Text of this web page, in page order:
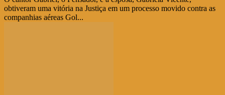
obtiveram uma vitória na Justiça em um processo movido contra as
companhias aéreas Gol...